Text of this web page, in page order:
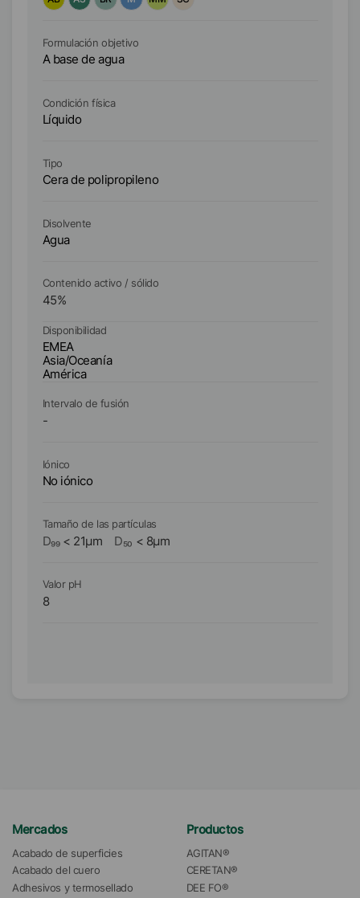
Formulación objetivo
A base de agua
Condición física
Líquido
Tipo
Cera de polipropileno
Disolvente
Agua
Contenido activo / sólido
45%
Disponibilidad
EMEA
Asia/Oceanía
América
Intervalo de fusión
-
Iónico
No iónico
Tamaño de las partículas
D₉₉ < 21µm D₅₀ < 8µm
Valor pH
8
Mercados
Acabado de superficies
Acabado del cuero
Adhesivos y termosellado
Productos
AGITAN®
CERETAN®
DEE FO®